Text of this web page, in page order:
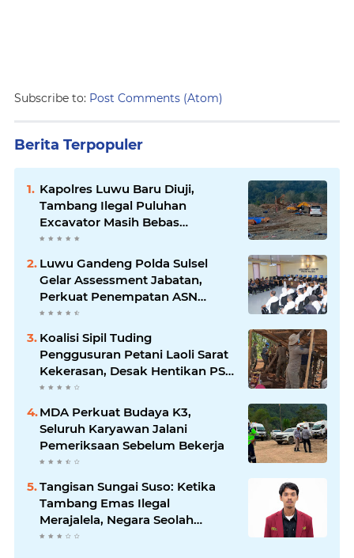
Subscribe to: Post Comments (Atom)
Berita Terpopuler
Kapolres Luwu Baru Diuji,
Tambang Ilegal Puluhan
Excavator Masih Bebas
Beroperasi
Luwu Gandeng Polda Sulsel
Gelar Assessment Jabatan,
Perkuat Penempatan ASN
Berbasis Kompetensi
Koalisi Sipil Tuding
Penggusuran Petani Laoli Sarat
Kekerasan, Desak Hentikan PSN
PT IHIP
MDA Perkuat Budaya K3,
Seluruh Karyawan Jalani
Pemeriksaan Sebelum Bekerja
Tangisan Sungai Suso: Ketika
Tambang Emas Ilegal
Merajalela, Negara Seolah
Memilih Diam